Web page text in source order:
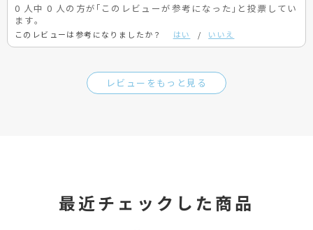
0 人中 0 人の方が｢このレビューが参考になった｣と投票してい
ます。
このレビューは参考になりましたか？ はい / いいえ
レビューをもっと見る
最近チェックした商品